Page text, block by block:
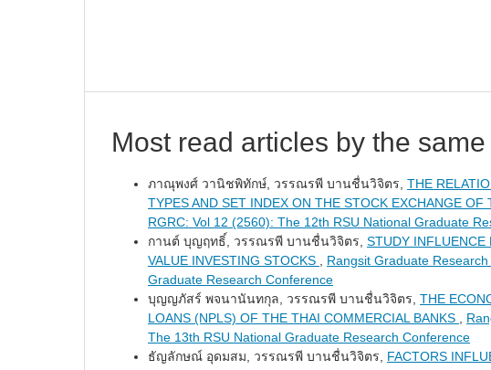
Most read articles by the
ภาณุพงศ์ วานิชพิทักษ์, วรรณรพี บานชื่นวิจิตร, THE
TYPES AND SET INDEX ON THE STOCK EXCHANGE OF
RGRC: Vol 12 (2560): The 12th RSU National Graduate
กานต์ บุญฤทธิ์, วรรณรพี บานชื่นวิจิตร, STUDY INFLUENCE
VALUE INVESTING STOCKS
Rangsit Graduate
Graduate Research Conference
บุญญภัสร์ พจนานันทกุล, วรรณรพี บานชื่นวิจิตร, THE
LOANS (NPLS) OF THE THAI COMMERCIAL BANKS
The 13th RSU National Graduate Research Conference
ธัญลักษณ์ อุดมสม, วรรณรพี บานชื่นวิจิตร, FACTORS